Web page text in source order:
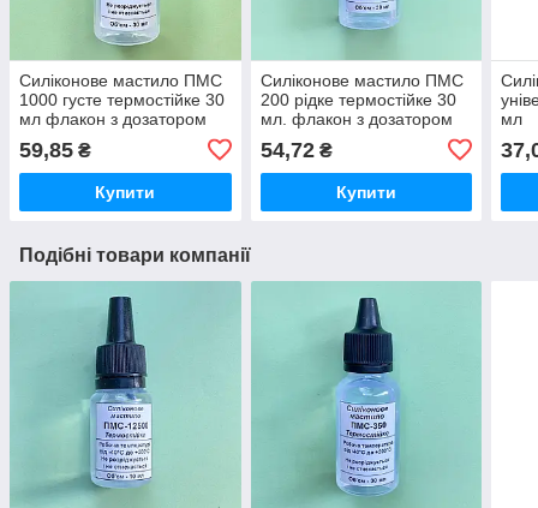
Силіконове мастило ПМС
1000 густе термостійке 30
мл флакон з дозатором
59,85 ₴
Купити
Силіконове мастило ПМС
200 рідке термостійке 30
мл. флакон з дозатором
54,72₴
Купити
мл
Подібні товари компанії